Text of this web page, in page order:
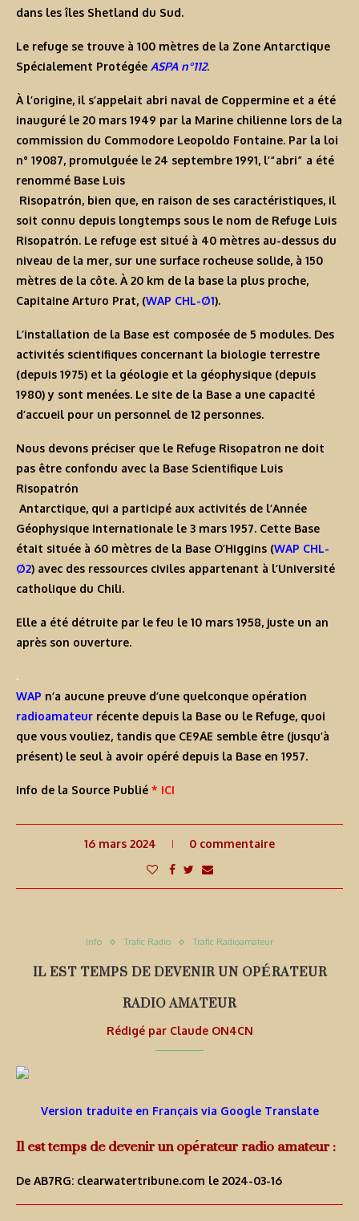
dans les îles Shetland du Sud.
Le refuge se trouve à 100 mètres de la Zone Antarctique
Spécialement Protégée ASPA n°112.
À l’origine, il s’appelait abri naval de Coppermine et a été
inauguré le 20 mars 1949 par la Marine chilienne lors de la
commission du Commodore Leopoldo Fontaine. Par la loi
n° 19087, promulguée le 24 septembre 1991, l’“abri” a été
renommé Base Luis
Risopatrón, bien que, en raison de ses caractéristiques, il
soit connu depuis longtemps sous le nom de Refuge Luis
Risopatrón. Le refuge est situé à 40 mètres au-dessus du
niveau de la mer, sur une surface rocheuse solide, à 150
mètres de la côte. À 20 km de la base la plus proche,
Capitaine Arturo Prat, (WAP CHL-Ø1).
L’installation de la Base est composée de 5 modules. Des
activités scientifiques concernant la biologie terrestre
(depuis 1975) et la géologie et la géophysique (depuis
1980) y sont menées. Le site de la Base a une capacité
d’accueil pour un personnel de 12 personnes.
Nous devons préciser que le Refuge Risopatron ne doit
pas être confondu avec la Base Scientifique Luis
Risopatrón
Antarctique, qui a participé aux activités de l’Année
Géophysique Internationale le 3 mars 1957. Cette Base
était située à 60 mètres de la Base O’Higgins (WAP CHL-
Ø2) avec des ressources civiles appartenant à l’Université
catholique du Chili.
Elle a été détruite par le feu le 10 mars 1958, juste un an
après son ouverture.
.
WAP n’a aucune preuve d’une quelconque opération
radioamateur récente depuis la Base ou le Refuge, quoi
que vous vouliez, tandis que CE9AE semble être (jusqu’à
présent) le seul à avoir opéré depuis la Base en 1957.
Info de la Source Publié * ICI
16 mars 2024 0 commentaire
Info Trafic Radio Trafic Radioamateur
IL EST TEMPS DE DEVENIR UN OPÉRATEUR
RADIO AMATEUR
Rédigé par Claude ON4CN
Version traduite en Français via Google Translate
Il est temps de devenir un opérateur radio amateur :
De AB7RG: clearwatertribune.com le 2024-03-16